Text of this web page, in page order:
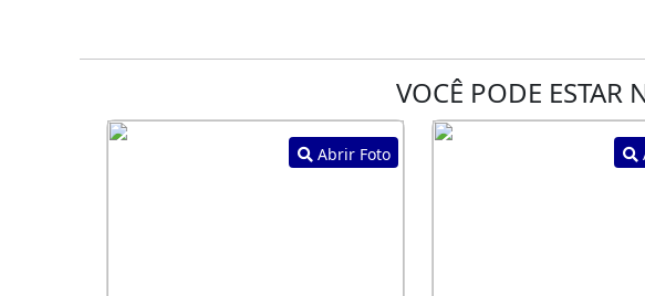
VOCÊ PODE ESTAR
Abrir Foto